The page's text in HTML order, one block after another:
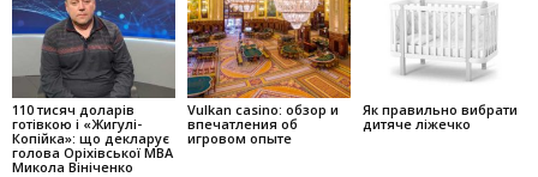
110 тисяч доларів
готівкою і «Жигулі-
Копійка»: що декларує
голова Оріхівської МВА
Микола Вініченко
Vulkan casino: обзор и
впечатления об
игровом опыте
Як правильно вибрати
дитяче ліжечко